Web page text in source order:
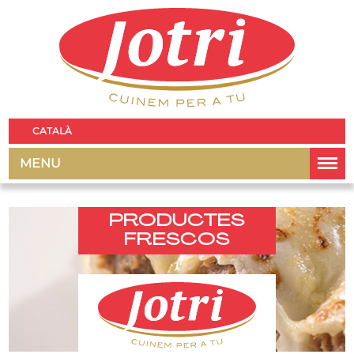
CATALÀ
MENU
PRODUCTES
FRESCOS